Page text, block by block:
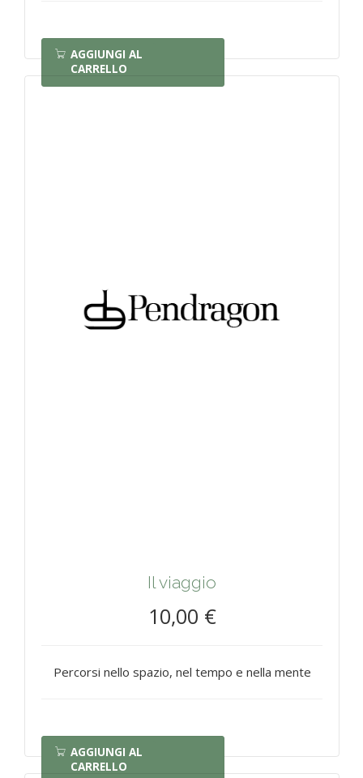
AGGIUNGI AL
CARRELLO
Il viaggio
10,00 €
Percorsi nello spazio, nel tempo e nella mente
AGGIUNGI AL
CARRELLO